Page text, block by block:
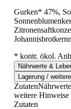
Gurken* 47%,
* kontr. ökol.
Nährwerte &
Lagerung /
Zutaten
weitere Hinweise
Zutaten